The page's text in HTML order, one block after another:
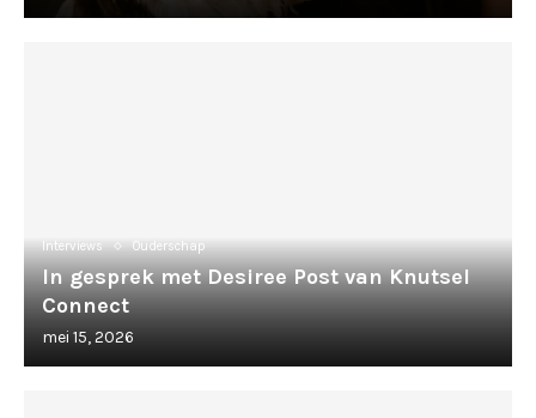
Interviews Ouderschap
In gesprek met Desiree Post van Knutsel
Connect
mei 15, 2026